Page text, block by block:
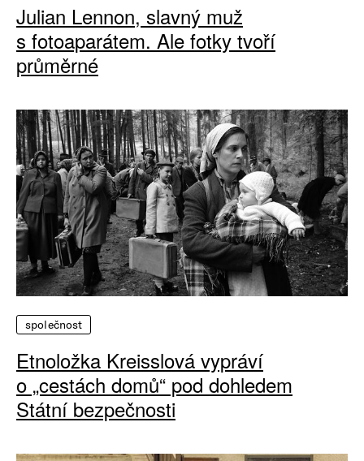
Julian Lennon, slavný muž
s fotoaparátem. Ale fotky tvoří
průměrné
společnost
Etnoložka Kreisslová vypráví
o „cestách domů“ pod dohledem
Státní bezpečnosti